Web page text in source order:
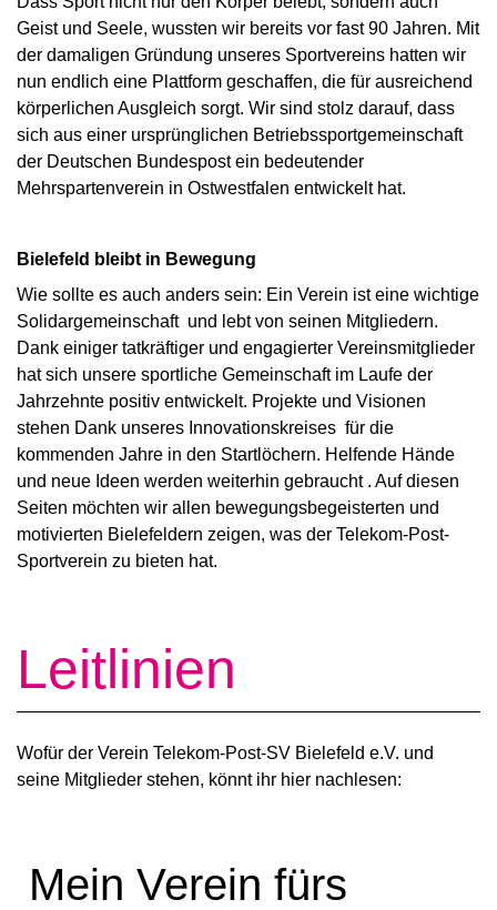
Geist und Seele, wussten wir bereits vor fast 90 Jahren. Mit
der damaligen Gründung unseres Sportvereins hatten wir
nun endlich eine Plattform geschaffen, die für ausreichend
körperlichen Ausgleich sorgt. Wir sind stolz darauf, dass
sich aus einer ursprünglichen Betriebssportgemeinschaft
der Deutschen Bundespost ein bedeutender
Mehrspartenverein in Ostwestfalen entwickelt hat.
Bielefeld bleibt in Bewegung
Wie sollte es auch anders sein: Ein Verein ist eine wichtige
Solidargemeinschaft und lebt von seinen Mitgliedern.
Dank einiger tatkräftiger und engagierter Vereinsmitglieder
hat sich unsere sportliche Gemeinschaft im Laufe der
Jahrzehnte positiv entwickelt. Projekte und Visionen
stehen Dank unseres Innovationskreises für die
kommenden Jahre in den Startlöchern. Helfende Hände
und neue Ideen werden weiterhin gebraucht . Auf diesen
Seiten möchten wir allen bewegungsbegeisterten und
motivierten Bielefeldern zeigen, was der Telekom-Post-
Sportverein zu bieten hat.
Leitlinien
Wofür der Verein Telekom-Post-SV Bielefeld e.V. und
seine Mitglieder stehen, könnt ihr hier nachlesen:
Mein Verein fürs